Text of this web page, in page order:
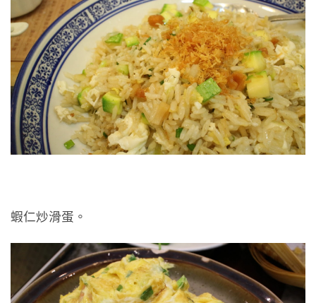
蝦仁炒滑蛋。